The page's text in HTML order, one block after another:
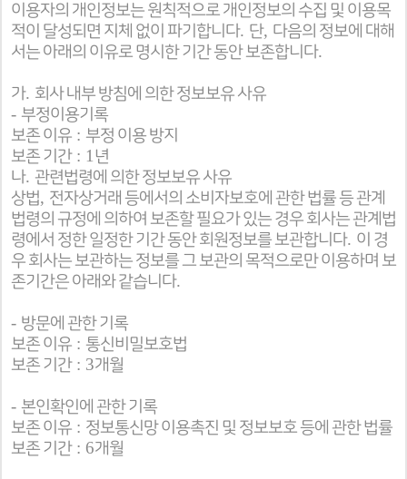
이용자의 개인정보는 원칙적으로 개인정보의 수집 및 이용목
적이 달성되면 지체 없이 파기합니다. 단, 다음의 정보에 대해
서는 아래의 이유로 명시한 기간 동안 보존합니다.
가. 회사 내부 방침에 의한 정보보유 사유
- 부정이용기록
보존 이유 : 부정 이용 방지
보존 기간 : 1 년
나. 관련법령에 의한 정보보유 사유
상법, 전자상거래 등에서의 소비자보호에 관한 법률 등 관계
법령의 규정에 의하여 보존할 필요가 있는 경우 회사는 관계법
령에서 정한 일정한 기간 동안 회원정보를 보관합니다. 이 경
우 회사는 보관하는 정보를 그 보관의 목적으로만 이용하며 보
존기간은 아래와 같습니다.
- 방문에 관한 기록
보존 이유 : 통신비밀보호법
보존 기간 : 3개월
- 본인확인에 관한 기록
보존 이유 : 정보통신망 이용촉진 및 정보보호 등에 관한 법률
보존 기간 : 6개월